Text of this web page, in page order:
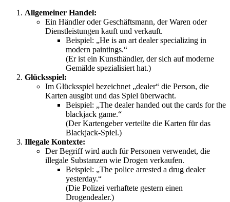
Allgemeiner Handel:
Ein Händler oder Geschäftsmann, der Waren oder
Dienstleistungen kauft und verkauft.
Beispiel: „He is an art dealer specializing in
modern paintings.“
(Er ist ein Kunsthändler, der sich auf moderne
Gemälde spezialisiert hat.)
Glücksspiel:
Im Glücksspiel bezeichnet „dealer“ die Person, die
Karten ausgibt und das Spiel überwacht.
Beispiel: „The dealer handed out the cards for the
blackjack game.“
(Der Kartengeber verteilte die Karten für das
Blackjack-Spiel.)
Illegale Kontexte:
Der Begriff wird auch für Personen verwendet, die
illegale Substanzen wie Drogen verkaufen.
Beispiel: „The police arrested a drug dealer
yesterday.“
(Die Polizei verhaftete gestern einen
Drogendealer.)